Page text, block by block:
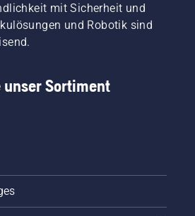
mit Sicherheit und
und Robotik sind
unser Sortiment